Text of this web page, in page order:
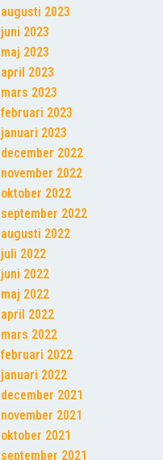
augusti 2023
juni 2023
maj 2023
april 2023
mars 2023
februari 2023
januari 2023
december 2022
november 2022
oktober 2022
september 2022
augusti 2022
juli 2022
juni 2022
maj 2022
april 2022
mars 2022
februari 2022
januari 2022
december 2021
november 2021
oktober 2021
september 2021